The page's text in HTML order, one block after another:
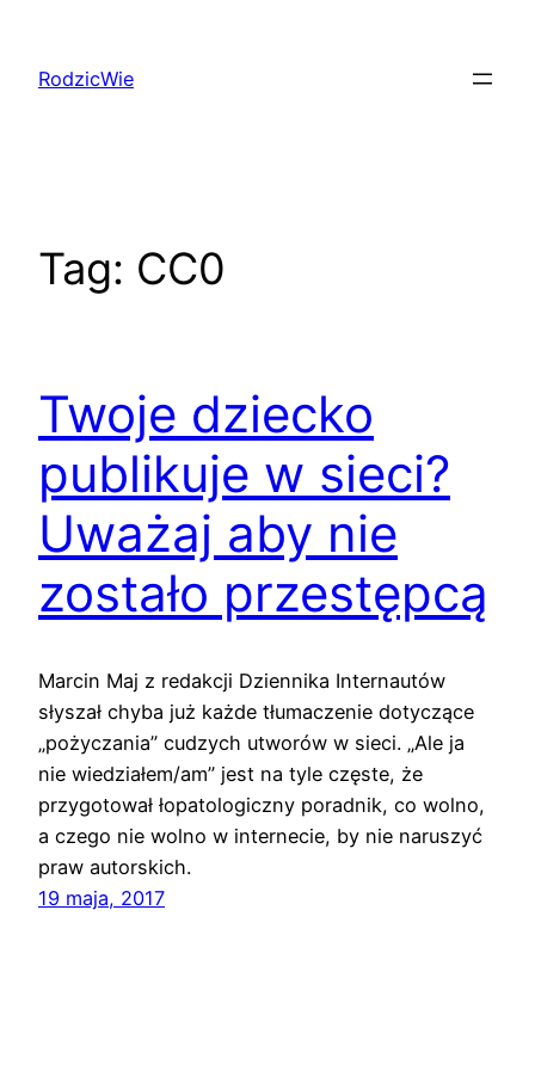
treściRodzicWie
Tag: CC0
Twoje dziecko
publikuje w sieci?
Uważaj aby nie
zostało przestępcą
Marcin Maj z redakcji Dziennika Internautów
słyszał chyba już każde tłumaczenie dotyczące
„pożyczania” cudzych utworów w sieci. „Ale ja
nie wiedziałem/am” jest na tyle częste, że
przygotował łopatologiczny poradnik, co wolno,
a czego nie wolno w internecie, by nie naruszyć
praw autorskich.
19 maja, 2017